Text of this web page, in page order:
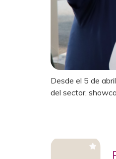
Desde el 5 de
del sector,